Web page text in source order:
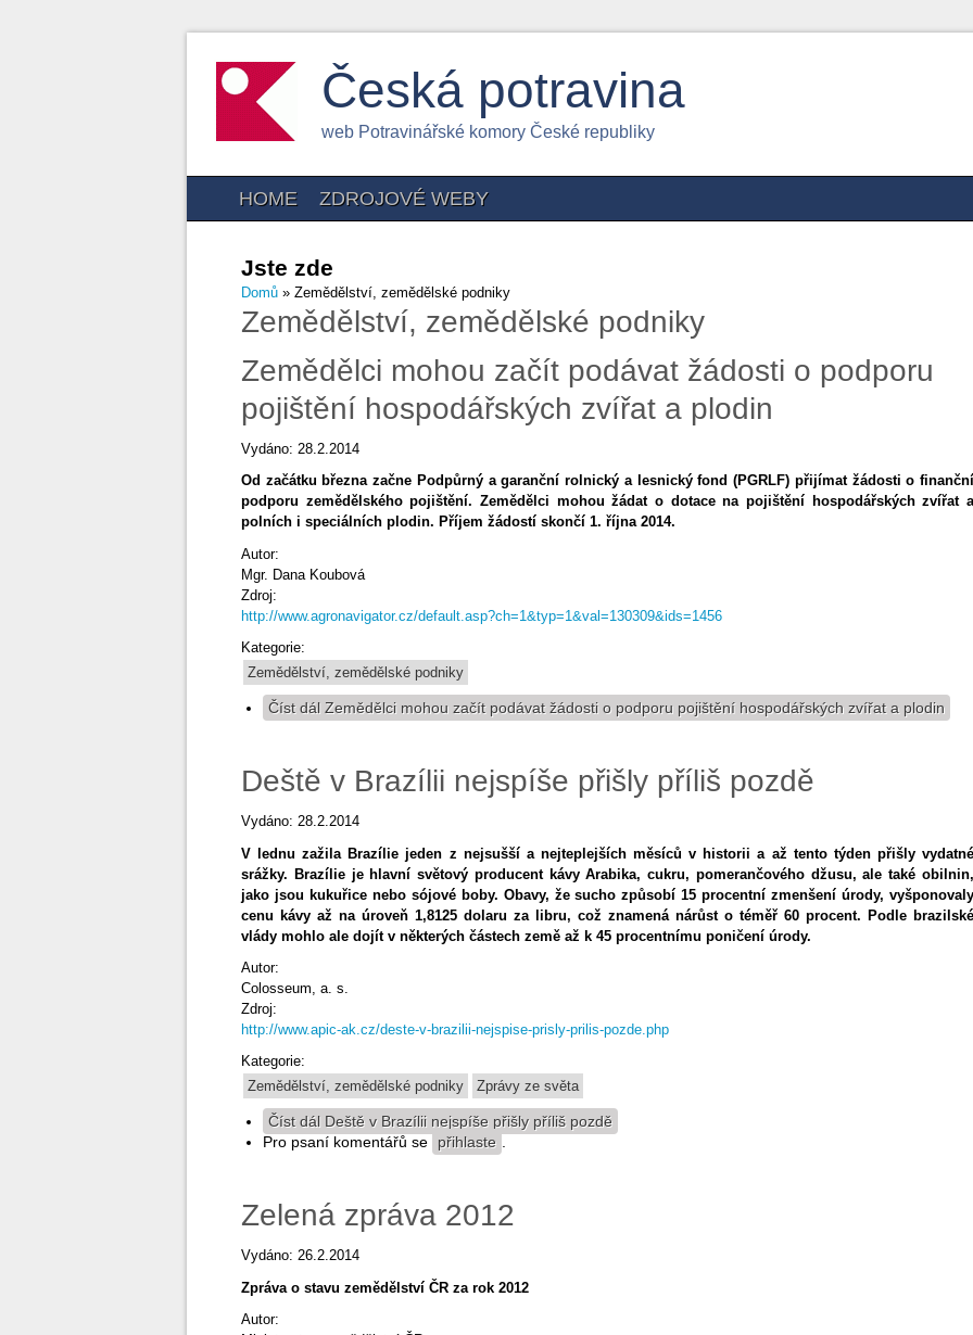
Česká potravina
web Potravinářské komory České republiky
HOME ZDROJOVÉ WEBY
Jste zde
Domů » Zemědělství, zemědělské podniky
Zemědělství, zemědělské podniky
Zemědělci mohou začít podávat žádosti o podporu
pojištění hospodářských zvířat a plodin
Vydáno: 28.2.2014
Od začátku března začne Podpůrný a garanční rolnický a lesnický fond (PGRLF) přijímat žádosti o finanční
podporu zemědělského pojištění. Zemědělci mohou žádat o dotace na pojištění hospodářských zvířat a
polních i speciálních plodin. Příjem žádostí skončí 1. října 2014.
Autor:
Mgr. Dana Koubová
Zdroj:
http://www.agronavigator.cz/default.asp?ch=1&typ=1&val=130309&ids=1456
Kategorie:
Zemědělství, zemědělské podniky
Číst dál Zemědělci mohou začít podávat žádosti o podporu pojištění hospodářských zvířat a plodin
Deště v Brazílii nejspíše přišly příliš pozdě
Vydáno: 28.2.2014
V lednu zažila Brazílie jeden z nejsušší a nejteplejších měsíců v historii a až tento týden přišly vydatné
srážky. Brazílie je hlavní světový producent kávy Arabika, cukru, pomerančového džusu, ale také obilnin,
jako jsou kukuřice nebo sójové boby. Obavy, že sucho způsobí 15 procentní zmenšení úrody, vyšponovaly
cenu kávy až na úroveň 1,8125 dolaru za libru, což znamená nárůst o téměř 60 procent. Podle brazilské
vlády mohlo ale dojít v některých částech země až k 45 procentnímu poničení úrody.
Autor:
Colosseum, a. s.
Zdroj:
http://www.apic-ak.cz/deste-v-brazilii-nejspise-prisly-prilis-pozde.php
Kategorie:
Zemědělství, zemědělské podniky
Zprávy ze světa
Číst dál Deště v Brazílii nejspíše přišly příliš pozdě
Pro psaní komentářů se
přihlaste .
Zelená zpráva 2012
Vydáno: 26.2.2014
Zpráva o stavu zemědělství ČR za rok 2012
Autor: